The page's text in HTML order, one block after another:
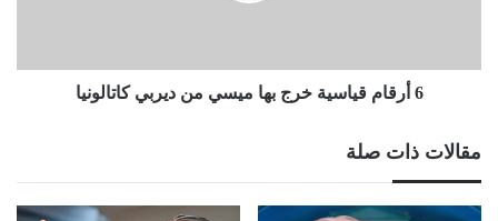
كاتالونيا
6 أرقام قياسية خرج بها ميسي من ديربي كاتالونيا
مقالات ذات صلة